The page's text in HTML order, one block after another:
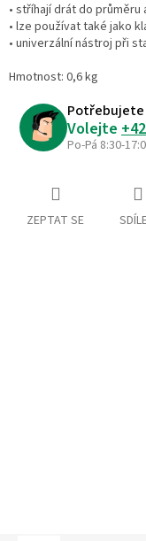
• stříhají drát do průměru
• lze používat také jako
• univerzální nástroj při
Hmotnost: 0,6 kg
Volejte
Po-Pá 8:30-
ZEPTAT SE